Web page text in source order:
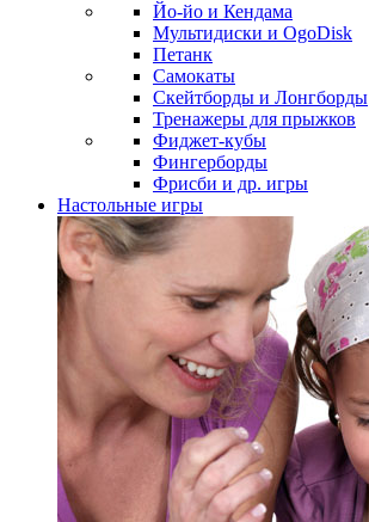
Йо-йо и Кендама
Мультидиски и OgoDisk
Петанк
Самокаты
Скейтборды и Лонгборды
Тренажеры для прыжков
Фиджет-кубы
Фингерборды
Фрисби и др. игры
Настольные игры